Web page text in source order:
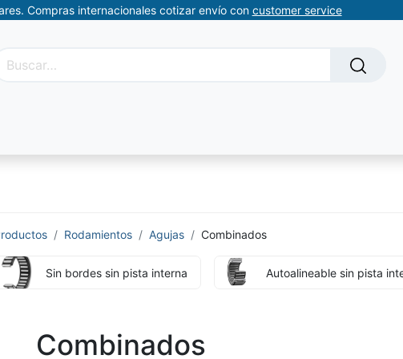
Compras internacionales cotizar envío con customer service
Rodamientos Agujas Combinados
Sin bordes sin pista interna Autoalineable sin pista
Combinados